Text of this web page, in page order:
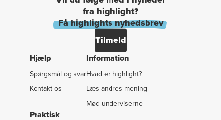
fra highlight?
Få highlights nyhedsbrev
Tilmeld
Hjælp
Spørgsmål og svar
Kontakt os
Information
Hvad er highlight?
Læs andres mening
Mød underviserne
Praktisk